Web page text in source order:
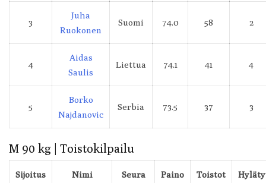
3
Juha
Ruokonen
Suomi 74.0 58 2
4
Aidas
Saulis
Liettua 74.1 41 4
5
Borko
Najdanovic
Serbia 73.5 37 3
M 90 kg | Toistokilpailu
Sijoitus Nimi Seura Paino Toistot